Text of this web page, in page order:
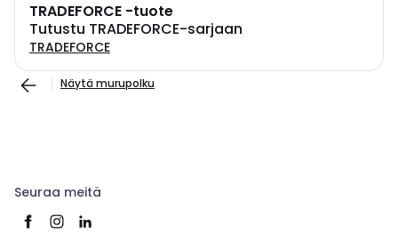
TRADEFORCE -tuote
Tutustu TRADEFORCE-sarjaan
TRADEFORCE
Näytä murupolku
Seuraa meitä